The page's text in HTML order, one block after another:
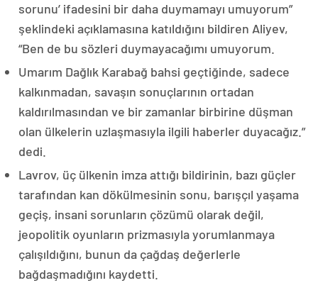
sorunu’ ifadesini bir daha duymamayı umuyorum”
şeklindeki açıklamasına katıldığını bildiren Aliyev,
“Ben de bu sözleri duymayacağımı umuyorum.
Umarım Dağlık Karabağ bahsi geçtiğinde, sadece
kalkınmadan, savaşın sonuçlarının ortadan
kaldırılmasından ve bir zamanlar birbirine düşman
olan ülkelerin uzlaşmasıyla ilgili haberler duyacağız.”
dedi.
Lavrov, üç ülkenin imza attığı bildirinin, bazı güçler
tarafından kan dökülmesinin sonu, barışçıl yaşama
geçiş, insani sorunların çözümü olarak değil,
jeopolitik oyunların prizmasıyla yorumlanmaya
çalışıldığını, bunun da çağdaş değerlerle
bağdaşmadığını kaydetti.